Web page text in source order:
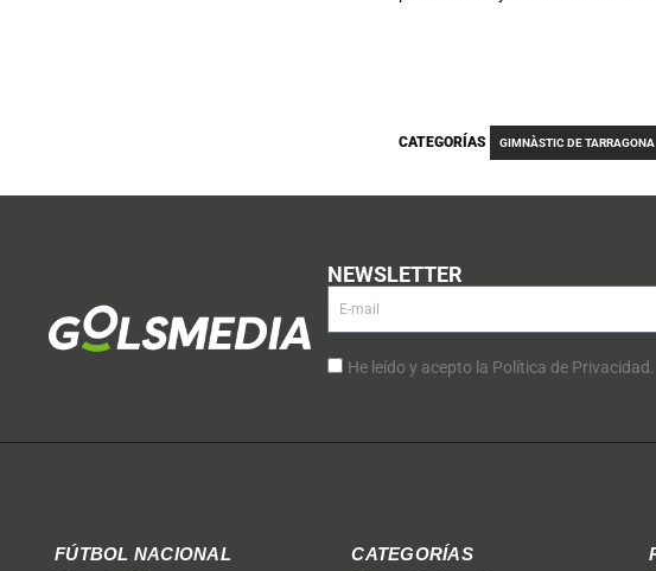
CATEGORÍAS GIMNÀSTIC DE TARRAGONA
NEWSLETTER
He leído y acepto la Política de Privacidad.
FÚTBOL NACIONAL CATEGORÍAS